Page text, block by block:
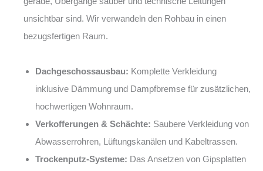
unsichtbar sind. Wir verwandeln den Rohbau in einen
bezugsfertigen Raum.
Dachgeschossausbau: Komplette Verkleidung
inklusive Dämmung und Dampfbremse für zusätzlichen,
hochwertigen Wohnraum.
Verkofferungen & Schächte: Saubere Verkleidung von
Abwasserrohren, Lüftungskanälen und Kabeltrassen.
Trockenputz-Systeme: Das Ansetzen von Gipsplatten